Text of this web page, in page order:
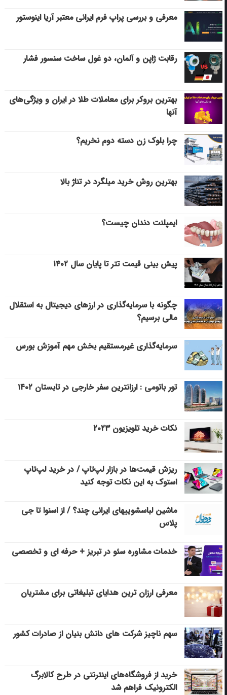
معرفی و بررسی پراپ فرم ایرانی معتبر آریا اینوستور
رقابت ژاپن و آلمان، دو غول ساخت سنسور فشار
بهترین بروکر برای معاملات طلا در ایران و ویژگی‌های
آنها
چرا بلوک زن دسته دوم نخریم؟
بهترین روش خرید میلگرد در تناژ بالا
ایمپلنت دندان چیست؟
پیش بینی قیمت تتر تا پایان سال ۱۴۰۲
چگونه با سرمایه‌گذاری در ارزهای دیجیتال به استقلال
مالی برسیم؟
سرمایه‌گذاری غیرمستقیم بخش مهم آموزش بورس
تور باتومی : ارزانترین سفر خارجی در تابستان ۱۴۰۲
نکات خرید تلویزیون ۲۰۲۳
ریزش قیمت‌ها در بازار لپ‌تاپ / در خرید لپ‌تاپ
استوک به این نکات توجه کنید
ماشین لباسشویی‎های ایرانی چند؟ / از اسنوا تا جی
پلاس
خدمات مشاوره سئو در تبریز + حرفه ای و تخصصی
معرفی ارزان ترین هدایای تبلیغاتی برای مشتریان
سهم ناچیز شرکت های دانش بنیان از صادرات کشور
خرید از فروشگاه‌های اینترنتی در طرح کالابرگ
الکترونیک فراهم شد